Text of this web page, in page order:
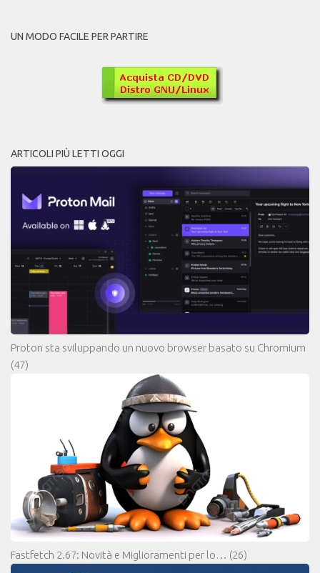
UN MODO FACILE PER PARTIRE
ARTICOLI PIÙ LETTI OGGI
Proton sta sviluppando un nuovo browser basato su Chromium
(47)
Fastfetch 2.67: Novità e Miglioramenti per lo… (26)